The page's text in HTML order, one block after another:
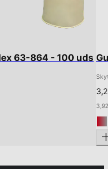
63-864 - 100 uds